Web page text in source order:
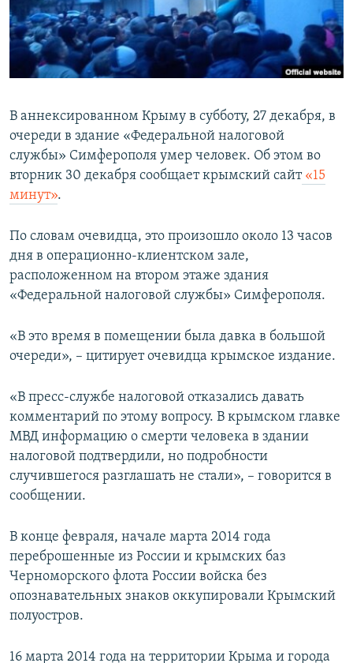
ПОБЕДИТЕЛЕЙ НЕ СУДЯТ?
КРЫМ.НЕПОКОРЕННЫЙ
ELIFBE
ПРИСОЕДИНЯЙТЕСЬ!
Все сайты RFE/RL
В аннексированном Крыму в субботу, 27 декабря, в
очереди в здание «Федеральной налоговой
службы» Симферополя умер человек. Об этом во
вторник 30 декабря сообщает крымский сайт«15
минут».
По словам очевидца, это произошло около 13 часов
дня в операционно-клиентском зале,
расположенном на втором этаже здания
«Федеральной налоговой службы» Симферополя.
«В это время в помещении была давка в большой
очереди», – цитирует очевидца крымское издание.
«В пресс-службе налоговой отказались давать
комментарий по этому вопросу. В крымском главке
МВД информацию о смерти человека в здании
налоговой подтвердили, но подробности
случившегося разглашать не стали», – говорится в
сообщении.
В конце февраля, начале марта 2014 года
переброшенные из России и крымских баз
Черноморского флота России войска без
опознавательных знаков оккупировали Крымский
полуостров.
16 марта 2014 года на территории Крыма и города